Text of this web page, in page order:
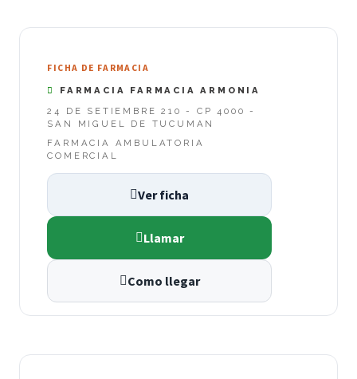
FICHA DE FARMACIA
FARMACIA FARMACIA ARMONIA
24 DE SETIEMBRE 210 - CP 4000 -
SAN MIGUEL DE TUCUMAN
FARMACIA AMBULATORIA
COMERCIAL
Ver ficha
Llamar
Como llegar